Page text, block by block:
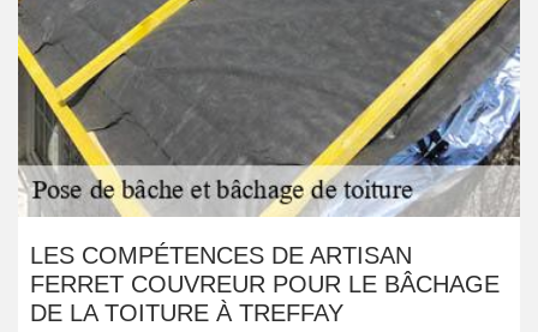
LES COMPÉTENCES DE ARTISAN
FERRET COUVREUR POUR LE BÂCHAGE
DE LA TOITURE À TREFFAY